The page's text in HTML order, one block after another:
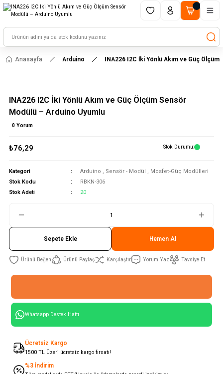
1500 TL ve üzeri alışverişlerinizde kargo ücretsiz!
HAYAL ET - TASARLA - ÇALIŞTIR
Anasayfa Arduino INA226 I2C İki Yönlü Akım ve Güç
INA226 I2C İki Yönlü Akım ve Güç Ölçüm Sensör
Modülü – Arduino Uyumlu
0 Yorum
₺76,29 Stok Durumu
Kategori Arduino , Sensör - Modül , Mosfet-Güç Modülleri
Stok Kodu
RBKN-306
Stok Adeti
20
Sepete Ekle Hemen Al
Ürünü Paylaş Karşılaştır Yorum Yaz Tavsiye Et
Whatsapp Destek Hattı
Ücretsiz Kargo
1500 TL Üzeri ücretsiz kargo fırsatı!
%3 İndirim